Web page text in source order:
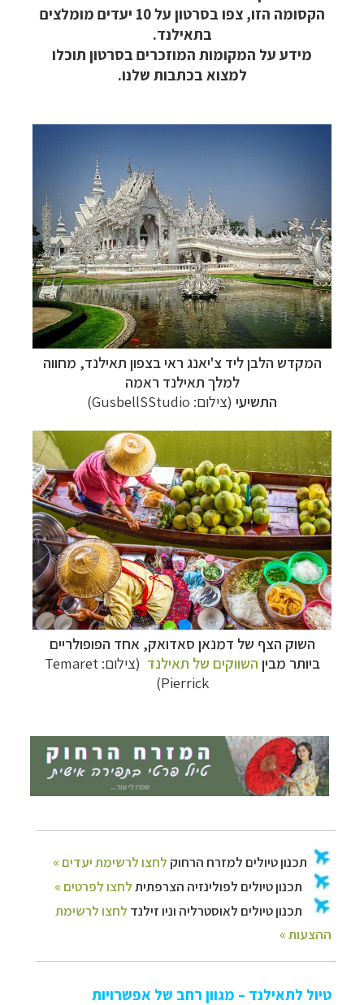
הקסומה הזו, צפו בסרטון על 10 יעדים מומלצים
בתאילנד.
מידע על המקומות המוזכרים בסרטון תוכלו
למצוא בכתבות שלנו.
המקדש הלבן ליד צ'יאנג ראי בצפון תאילנד, מחווה
למלך תאילנד ראמה
התשיעי (צילום: GusbellSStudio
)
השוק הצף של דמנאן סאדואק, אחד הפופולריים
ביותר מבין השווקים של תאילנד (צילום:Temaret
Pierrick
)
תכנוןטיולים למזרח הרחוקלחצו לרשימת יעדים »
תכנוןטיולים לפולינזיה הצרפתיתלחצו לפרטים »
תכנוןטיולים לאוסטרליה וניו זילנדלחצו לרשימת
ההצעות »
טיול לתאילנד – מגוון רחב של אפשרויות